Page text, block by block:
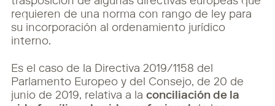
requieren de una norma con rango de ley para
su incorporación al ordenamiento jurídico
interno.
Es el caso de la Directiva 2019/1158 del
Parlamento Europeo y del Consejo, de 20 de
junio de 2019, relativa a laconciliación de la